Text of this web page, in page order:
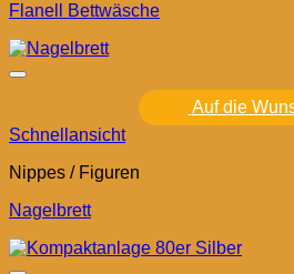
Flanell Bettwäsche
Auf die
Schnellansicht
Nippes / Figuren
Nagelbrett